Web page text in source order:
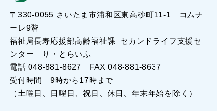
〒330-0055 さいたま市浦和区東高砂町11-1 コムナ
ーレ9階
福祉局長寿応援部高齢福祉課 セカンドライフ支援セ
ンター り・とらいふ
電話 048-881-8627 FAX 048-881-8637
受付時間：9時から17時まで
（土曜日、日曜日、祝日、休日、年末年始を除く）